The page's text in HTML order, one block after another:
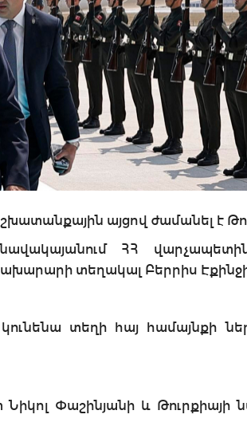
այցով ժամանել է
ՀՀ
տեղակալ Բերրիս
տեղի հայ համայնքի
Փաշինյանի և